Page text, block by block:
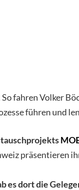
fahren Volker
führen und
präsentieren
es dort die